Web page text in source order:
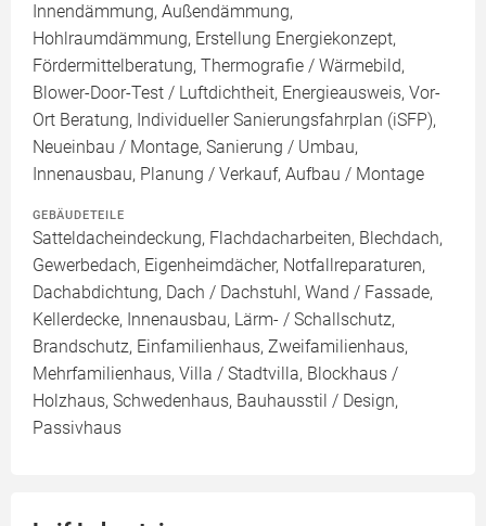
Innendämmung, Außendämmung,
Hohlraumdämmung, Erstellung Energiekonzept,
Fördermittelberatung, Thermografie / Wärmebild,
Blower-Door-Test / Luftdichtheit, Energieausweis, Vor-
Ort Beratung, Individueller Sanierungsfahrplan (iSFP),
Neueinbau / Montage, Sanierung / Umbau,
Innenausbau, Planung / Verkauf, Aufbau / Montage
GEBÄUDETEILE
Satteldacheindeckung, Flachdacharbeiten, Blechdach,
Gewerbedach, Eigenheimdächer, Notfallreparaturen,
Dachabdichtung, Dach / Dachstuhl, Wand / Fassade,
Kellerdecke, Innenausbau, Lärm- / Schallschutz,
Brandschutz, Einfamilienhaus, Zweifamilienhaus,
Mehrfamilienhaus, Villa / Stadtvilla, Blockhaus /
Holzhaus, Schwedenhaus, Bauhausstil / Design,
Passivhaus